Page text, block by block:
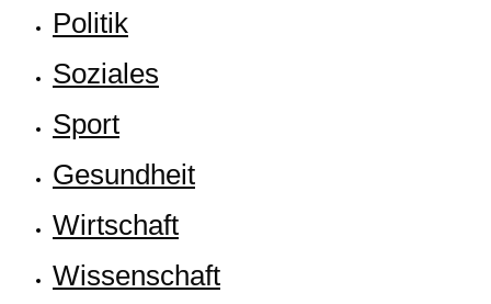
Poli­tik
Sozia­les
Sport
Gesund­heit
Wirt­schaft
Wis­sen­schaft